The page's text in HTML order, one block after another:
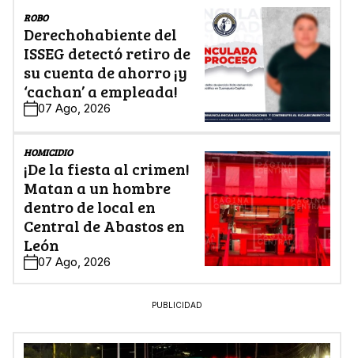
ROBO
Derechohabiente del
ISSEG detectó retiro de
su cuenta de ahorro ¡y
‘cachan’ a empleada!
07 Ago, 2026
HOMICIDIO
¡De la fiesta al crimen!
Matan a un hombre
dentro de local en
Central de Abastos en
León
07 Ago, 2026
PUBLICIDAD